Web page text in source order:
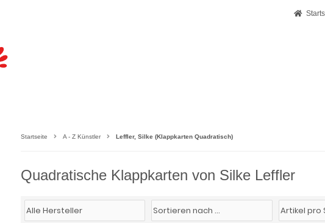
Startseite A - Z Künstler Leffler, Silke (Klappkarten Quadratisch)
Quadratische Klappkarten von Silke Leffler